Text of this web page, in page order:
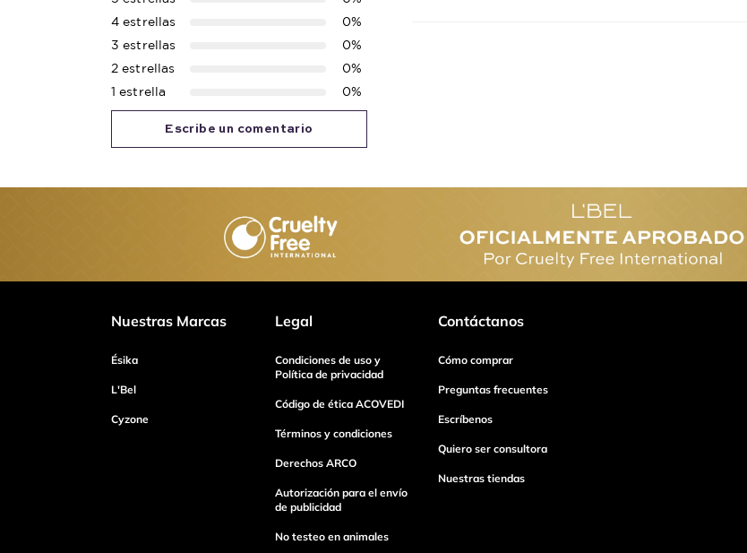
4 estrellas 0%
3 estrellas 0%
2 estrellas 0%
1 estrella 0%
Escribe un comentario
Nuestras Marcas
Ésika
L'Bel
Cyzone
Legal
Condiciones de uso y
Política de privacidad
Código de ética ACOVEDI
Términos y condiciones
Derechos ARCO
Autorización para el envío
de publicidad
No testeo en animales
Contáctanos
Cómo comprar
Preguntas frecuentes
Escríbenos
Quiero ser consultora
Nuestras tiendas